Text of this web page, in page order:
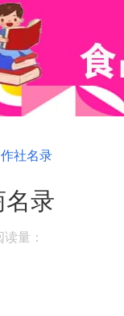
社名录
名录
读量：